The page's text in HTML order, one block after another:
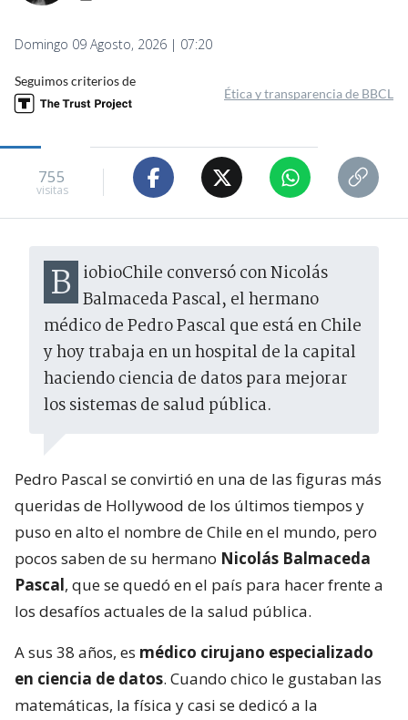
Domingo 09 Agosto, 2026 | 07:20
Seguimos criterios de
Ética y transparencia de BBCL
755
visitas
BiobioChile conversó con Nicolás Balmaceda Pascal, el hermano
médico de Pedro Pascal que está en Chile
y hoy trabaja en un hospital de la capital
haciendo ciencia de datos para mejorar
los sistemas de salud pública.
Pedro Pascal se convirtió en una de las figuras más
queridas de Hollywood de los últimos tiempos y
puso en alto el nombre de Chile en el mundo, pero
pocos saben de su hermano Nicolás Balmaceda
Pascal, que se quedó en el país para hacer frente a
los desafíos actuales de la salud pública.
A sus 38 años, es médico cirujano especializado
en ciencia de datos. Cuando chico le gustaban las
matemáticas, la física y casi se dedicó a la